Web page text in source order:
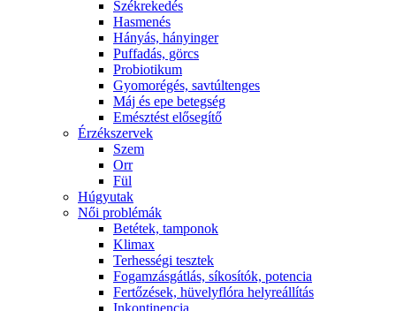
Székrekedés
Hasmenés
Hányás, hányinger
Puffadás, görcs
Probiotikum
Gyomorégés, savtúltenges
Máj és epe betegség
Emésztést elősegítő
Érzékszervek
Szem
Orr
Fül
Húgyutak
Női problémák
Betétek, tamponok
Klimax
Terhességi tesztek
Fogamzásgátlás, síkosítók, potencia
Fertőzések, hüvelyflóra helyreállítás
Inkontinencia